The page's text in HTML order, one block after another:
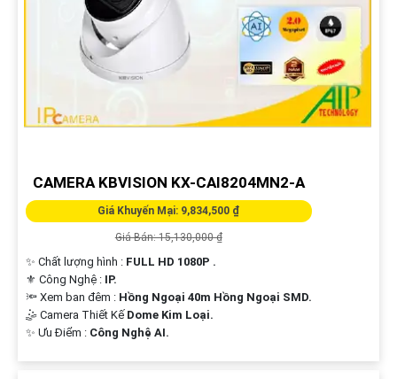
CAMERA KBVISION KX-CAI8204MN2-A
Giá Khuyến Mại: 9,834,500 ₫
Giá Bán: 15,130,000 ₫
✨ Chất lượng hình : FULL HD 1080P .
⚜️ Công Nghệ : IP.
🔦 Xem ban đêm : Hồng Ngoại 40m Hồng Ngoại SMD.
🤹 Camera Thiết Kế Dome Kim Loại.
️✨ Ưu Điểm : Công Nghệ AI.